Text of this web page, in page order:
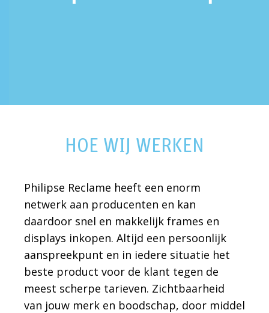
HOE WIJ WERKEN
Philipse Reclame heeft een enorm
netwerk aan producenten en kan
daardoor snel en makkelijk frames en
displays inkopen. Altijd een persoonlijk
aanspreekpunt en in iedere situatie het
beste product voor de klant tegen de
meest scherpe tarieven. Zichtbaarheid
van jouw merk en boodschap, door middel